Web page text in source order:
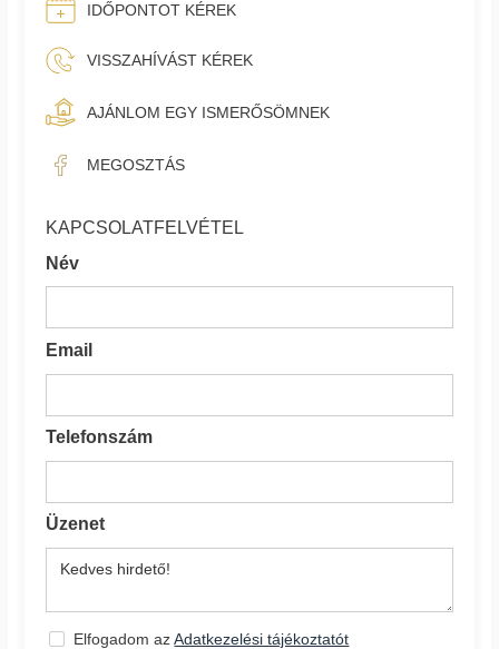
IDŐPONTOT KÉREK
VISSZAHÍVÁST KÉREK
AJÁNLOM EGY ISMERŐSÖMNEK
MEGOSZTÁS
KAPCSOLATFELVÉTEL
Név
Email
Telefonszám
Üzenet
Elfogadom azAdatkezelési tájékoztatót